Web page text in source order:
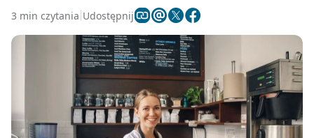
3 min czytania Udostępnij